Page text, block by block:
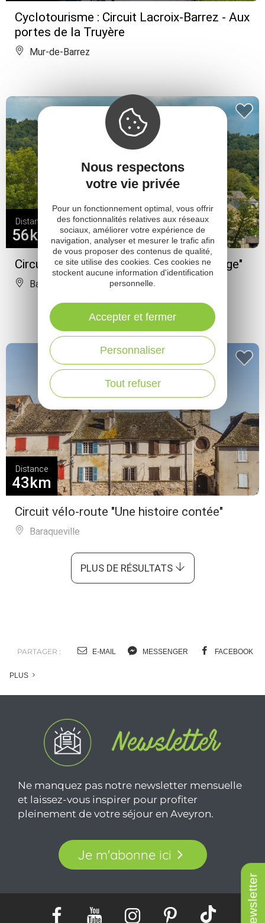
Newsletter
Cyclotourisme : Circuit Lacroix-Barrez - Aux
portes de la Truyère
Mur-de-Barrez
Circuit vélo-route "Calmont-de-Plancatge"
Distance
56km
Baraqueville
Circuit vélo-route "Une histoire contée"
Distance
43km
Baraqueville
PLUS DE RÉSULTATS
PARTAGER : E-MAIL MESSENGER FACEBOOK
PLUS
Ne manquez pas notre newsletter mensuelle
et laissez-vous inspirer pour profiter
pleinement de votre séjour en Aveyron.
Je m'abonne ici
Nous respectons
votre vie privée
Pour un fonctionnement optimal, vous offrir
des fonctionnalités relatives aux réseaux
sociaux, améliorer votre expérience de
navigation, analyser et mesurer le trafic afin
de vous proposer des contenus de qualité,
ce site utilise des cookies. Ces cookies ne
stockent aucune information d'identification
personnelle.
Tout refuser
Personnaliser
Accepter et fermer